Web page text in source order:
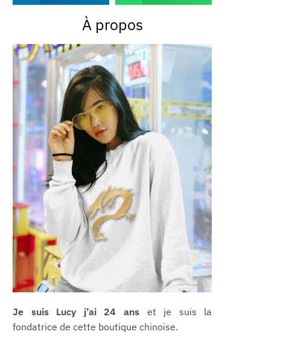
À propos
Je suis Lucy j’ai 24 ans et je suis la
fondatrice de cette boutique chinoise.